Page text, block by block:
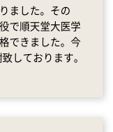
ました。その
で順天堂大医学
できました。今
しております。